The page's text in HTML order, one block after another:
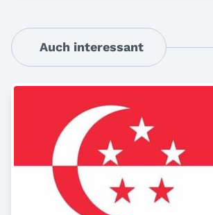
Auch interessant